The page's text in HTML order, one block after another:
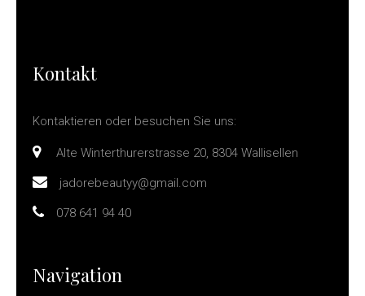
Kontakt
Kontaktieren oder besuchen Sie uns:
Alte Winterthurerstrasse 20, 8304 Wallisellen
jadorebeautyy@gmail.com
078 641 94 40
Navigation